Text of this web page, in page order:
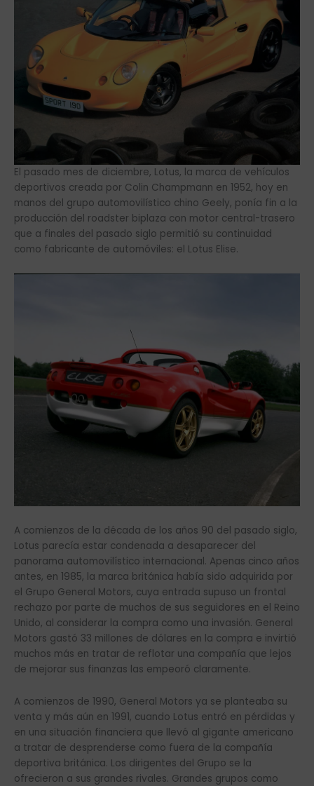
El pasado mes de diciembre, Lotus, la marca de vehículos
deportivos creada por Colin Champmann en 1952, hoy en
manos del grupo automovilístico chino Geely, ponía fin a la
producción del roadster biplaza con motor central-trasero
que a finales del pasado siglo permitió su continuidad
como fabricante de automóviles: el Lotus Elise.
A comienzos de la década de los años 90 del pasado siglo,
Lotus parecía estar condenada a desaparecer del
panorama automovilístico internacional. Apenas cinco años
antes, en 1985, la marca británica había sido adquirida por
el Grupo General Motors, cuya entrada supuso un frontal
rechazo por parte de muchos de sus seguidores en el Reino
Unido, al considerar la compra como una invasión. General
Motors gastó 33 millones de dólares en la compra e invirtió
muchos más en tratar de reflotar una compañía que lejos
de mejorar sus finanzas las empeoró claramente.
A comienzos de 1990, General Motors ya se planteaba su
venta y más aún en 1991, cuando Lotus entró en pérdidas y
en una situación financiera que llevó al gigante americano
a tratar de desprenderse como fuera de la compañía
deportiva británica. Los dirigentes del Grupo se la
ofrecieron a sus grandes rivales. Grandes grupos como